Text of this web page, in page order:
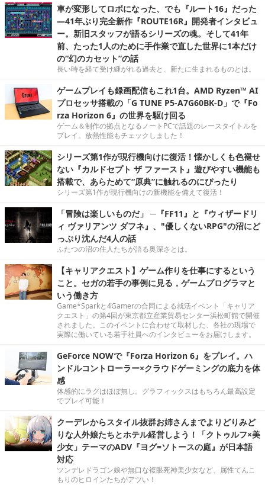
車が変形してロボになった、でも『ルート16』だった
―41年ぶり完全新作『ROUTE16R』開発者インタビュ
ー。新旧スタッフが語るシリーズの魂。そして41年
前、たった1人のために手作業で直した世界に1本だけ
の“幻のカセット”の話
長い時を経て受け継がれる過去と、新たに生まれるものとは。
ゲームプレイも録画配信もこれ1台。AMD Ryzen™ AI
プロセッサ搭載の「G TUNE P5-A7G60BK-D」で『Fo
rza Horizon 6』の世界を駆け回る
ゲーム＆制作の拠点となるノートPCで話題のレースタイトルを
プレイ。放熱性能もチェックしました！
シリーズ第1作が現行機向けに復活！懐かしくも色褪せ
ない『カルドセプト ザ ファースト』遊びやすい機能も
搭載で、あらためて“原典”に触れるのにぴったり
シリーズ第1作が現行機向けの新機能を備えて復活！
「冒険は楽しいものだ」 ─『FF11』と『ウィザードリ
ィ ヴァリアンツ ダフネ』、"優しくないRPG"の沼にど
っぷり沈んだ4人の話
ふたつの沼の住人たちが語る奥深さとは。
【キャリアクエスト】ゲーム作りを仕事にするという
こと。セガの若手の事例に見る，ゲームプログラマと
いう働き方
Game*Sparkと4Gamerの合同による就活イベント「キャリア
クエスト」の第4回が東京都立産業貿易センター浜松町館で開催
されました。このイベントに合わせて取材した、各社の現場で
実際に働いている若手社員へのインタビューをお届けします。
GeForce NOWで『Forza Horizon 6』をプレイ。ハ
ンドルコントローラー×クラウドゲーミングの底力を体
感
体感的にラグはほぼ無し。グラフィックスはもちろん最高設定
でプレイ可能！
クーデレからスタイル抜群お姉さんまでよりどりみど
りな人外娘たちとホテル経営しよう！「クトゥルフ×美
少女」テーマのADV『ヨグ=ソトースの庭』が日本語
対応
ツンデレドラゴン娘や無口な複眼死神美少女など、属性てんこ
もりのヒロインたちがアツい！